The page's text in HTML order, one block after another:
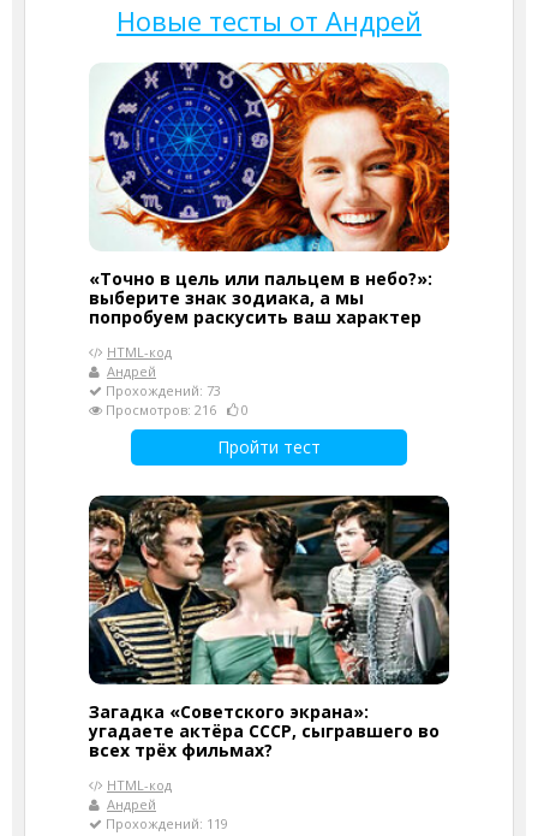
Новые тесты от Андрей
«Точно в цель или пальцем в небо?»:
выберите знак зодиака, а мы
попробуем раскусить ваш характер
HTML-код
Андрей
Прохождений: 73
Просмотров: 216
0
Пройти тест
Загадка «Советского экрана»:
угадаете актёра СССР, сыгравшего во
всех трёх фильмах?
HTML-код
Андрей
Прохождений: 119